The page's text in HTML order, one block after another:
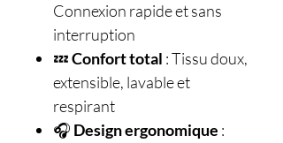
Connexion rapide et sans
interruption
💤Confort total : Tissu doux,
extensible, lavable et
respirant
🎧 Design ergonomique :